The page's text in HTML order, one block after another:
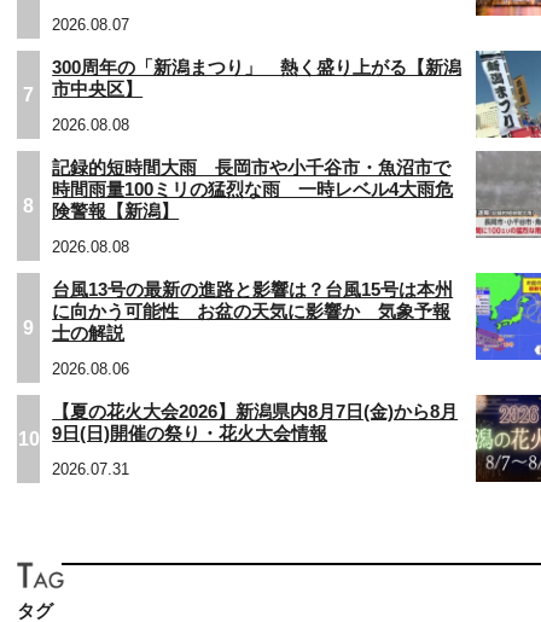
2026.08.07
7
300周年の「新潟まつり」 熱く盛り上がる【新潟
市中央区】
2026.08.08
8
記録的短時間大雨 長岡市や小千谷市・魚沼市で
時間雨量100ミリの猛烈な雨 一時レベル4大雨危
険警報【新潟】
2026.08.08
9
台風13号の最新の進路と影響は？台風15号は本州
に向かう可能性 お盆の天気に影響か 気象予報
士の解説
2026.08.06
10
【夏の花火大会2026】新潟県内8月7日(金)から8月
9日(日)開催の祭り・花火大会情報
2026.07.31
タグ